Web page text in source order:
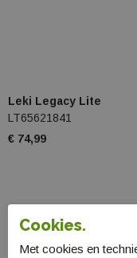
Leki Legacy Lite
LT65621841
€ 74,99
Cookies.
Met cookies en